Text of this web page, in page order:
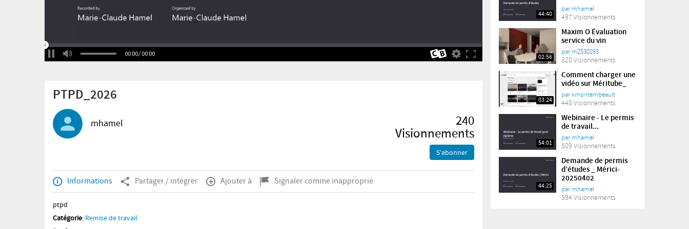
00:00/00:00
PTPD_2026
mhamel 240
Visionnements
S’abonner
Informations Partager / intégrer Ajouter à Signaler comme inapproprié
ptpd
Catégorie: Remise de travail
44:40
parmhamel
497 Visionnements
02:56
Maxim O Évaluation
service du vin
parm2530293
320 Visionnements
03:24
Comment charger une
vidéo sur Méritube_
parkmontembeault
448 Visionnements
54:01
Webinaire - Le permis
de travail...
parmhamel
509 Visionnements
44:25
Demande de permis
d’études _ Mérici-
20250402
parmhamel
594 Visionnements